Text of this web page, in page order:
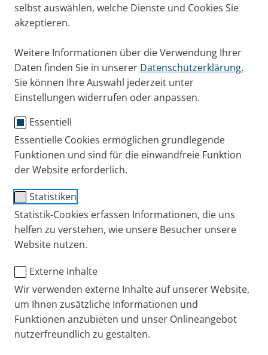
selbst auswählen, welche Dienste und Cookies Sie
akzeptieren.
Weitere Informationen über die Verwendung Ihrer
Daten finden Sie in unserer Datenschutzerklärung.
Sie können Ihre Auswahl jederzeit unter
Einstellungen widerrufen oder anpassen.
Essentiell
Essentielle Cookies ermöglichen grundlegende
Funktionen und sind für die einwandfreie Funktion
der Website erforderlich.
Statistiken
Statistik-Cookies erfassen Informationen, die uns
helfen zu verstehen, wie unsere Besucher unsere
Website nutzen.
Externe Inhalte
Wir verwenden externe Inhalte auf unserer Website,
um Ihnen zusätzliche Informationen und
Funktionen anzubieten und unser Onlineangebot
nutzerfreundlich zu gestalten.
PARI PEP®S System mit
Druckanzeiger
Geeignet für diese Vernebler:
PARI LC SPRINT, PARI LC SPRINT SP, PARI LC SPRINT
CENTRAL, PARI LC PLUS.
PARI LC SPRINT Xlent, PARI LC SPRINT Tracheo
sowie mit allen PARI BABY Verneblern.
Ersatzteile